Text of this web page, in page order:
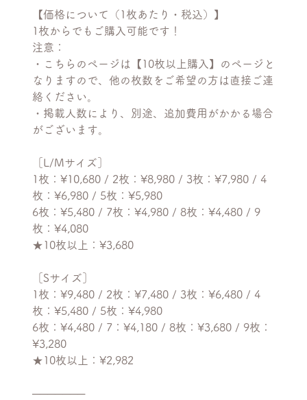
【価格について（1枚あたり・税込）】
1枚からでもご購入可能です！
注意：
・こちらのページは【10枚以上購入】のページと
なりますので、他の枚数をご希望の方は直接ご連
絡ください。
・掲載人数により、別途、追加費用がかかる場合
がございます。
［L/Mサイズ］
1枚：¥10,680 / 2枚：¥8,980 / 3枚：¥7,980 / 4
枚：¥6,980 / 5枚：¥5,980
6枚：¥5,480 / 7枚：¥4,980 / 8枚：¥4,480 / 9
枚：¥4,080
★10枚以上：¥3,680
［Sサイズ］
1枚：¥9,480 / 2枚：¥7,480 / 3枚：¥6,480 / 4
枚：¥5,480 / 5枚：¥4,980
6枚：¥4,480 / 7：¥4,180 / 8枚：¥3,680 / 9枚：
¥3,280
★10枚以上：¥2,982
───────